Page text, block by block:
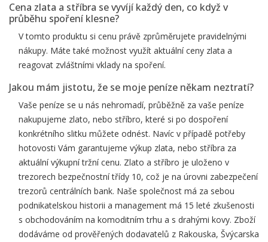
Cena zlata a stříbra se vyvíjí každý den, co když v
průběhu spoření klesne?
V tomto produktu si cenu právě zprůměrujete pravidelnými
nákupy. Máte také možnost využít aktuální ceny zlata a
reagovat zvláštními vklady na spoření.
Jakou mám jistotu, že se moje peníze někam neztratí?
Vaše peníze se u nás nehromadí, průběžně za vaše peníze
nakupujeme zlato, nebo stříbro, které si po dospoření
konkrétního slitku můžete odnést. Navíc v případě potřeby
hotovosti Vám garantujeme výkup zlata, nebo stříbra za
aktuální výkupní tržní cenu. Zlato a stříbro je uloženo v
trezorech bezpečnostní třídy 10, což je na úrovni zabezpečení
trezorů centrálních bank. Naše společnost má za sebou
podnikatelskou historii a management má 15 leté zkušenosti
s obchodováním na komoditním trhu a s drahými kovy. Zboží
dodáváme od prověřených dodavatelů z Rakouska, Švýcarska